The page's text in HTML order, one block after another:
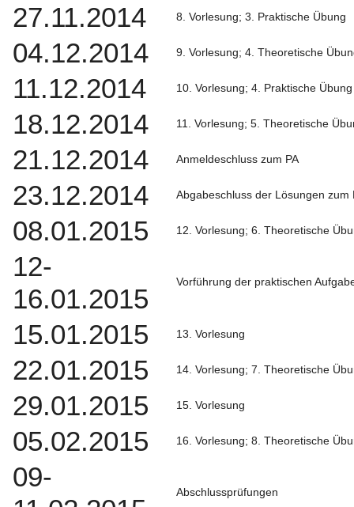
27.11.2014 8. Vorlesung; 3. Praktische Übung
04.12.2014 9. Vorlesung; 4. Theoretische
11.12.2014 10. Vorlesung; 4. Praktische Übung
18.12.2014 11. Vorlesung; 5. Theoretische
21.12.2014 Anmeldeschluss zum PA
23.12.2014 Abgabeschluss der Lösungen zum
08.01.2015 12. Vorlesung; 6. Theoretische
12-
16.01.2015
Vorführung der praktischen
15.01.2015 13. Vorlesung
22.01.2015 14. Vorlesung; 7. Theoretische
29.01.2015 15. Vorlesung
05.02.2015 16. Vorlesung; 8. Theoretische
09-
Abschlussprüfungen